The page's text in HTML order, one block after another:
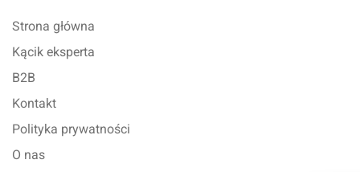
Strona główna
Kącik eksperta
B2B
Kontakt
Polityka prywatności
O nas